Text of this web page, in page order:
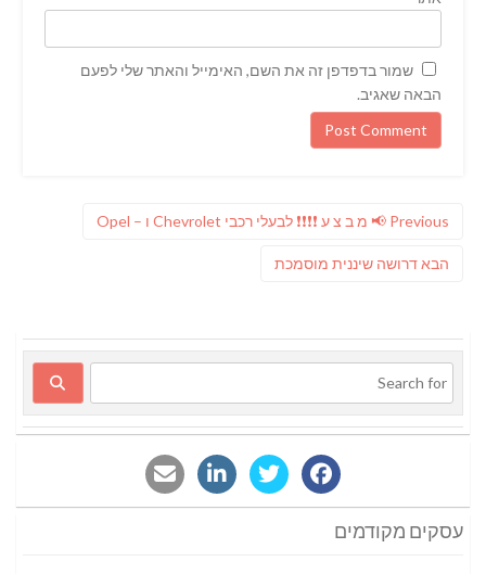
שמור בדפדפן זה את השם, האימייל והאתר שלי לפעם
הבאה שאגיב.
Previous
Previous
📢 מ ב צ ע ❗️❗️❗️❗️ לבעלי רכבי Chevrolet ו – Opel
הבאפוסט
דרושה שיננית מוסמכת
עסקים מקודמים